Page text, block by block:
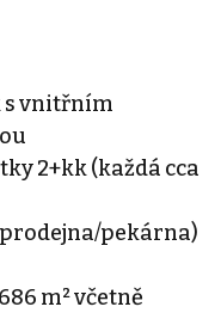
s vnitřním
2+kk (každá cca
pekárna)
m² včetně